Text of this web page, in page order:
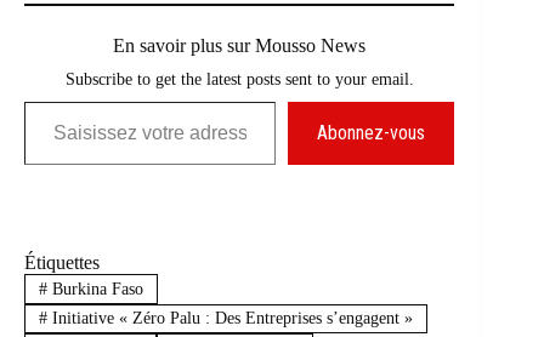
En savoir plus sur Mousso News
Subscribe to get the latest posts sent to your email.
Saisissez votre adresse e-mail…
Abonnez-vous
Étiquettes
#Burkina Faso
#Initiative « Zéro Palu : Des Entreprises s’engagent »